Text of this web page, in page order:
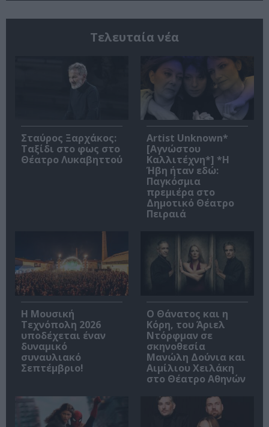
Τελευταία νέα
Σταύρος Ξαρχάκος:
Ταξίδι στο φως στο
Θέατρο Λυκαβηττού
Artist Unknown*
[Αγνώστου
Καλλιτέχνη*] *Η
Ήβη ήταν εδώ:
Παγκόσμια
πρεμιέρα στο
Δημοτικό Θέατρο
Πειραιά
Η Μουσική
Τεχνόπολη 2026
υποδέχεται έναν
δυναμικό
συναυλιακό
Σεπτέμβριο!
Ο Θάνατος και η
Κόρη, του Άριελ
Ντόρφμαν σε
σκηνοθεσία
Μανώλη Δούνια και
Αιμίλιου Χειλάκη
στο Θέατρο Αθηνών